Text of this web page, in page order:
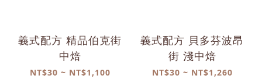
義式配方 精品伯克街
中焙
NT$30 ~ NT$1,100
義式配方 貝多芬波昂
街 淺中焙
NT$30 ~ NT$1,260